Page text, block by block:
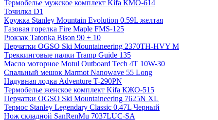
Термобелье мужское комплект Kifa КМО-614
Точилка D1
Кружка Stanley Mountain Evolution 0.59L желтая
Газовая горелка Fire Maple FMS-125
Рюкзак Tatonka Bison 90 + 10
Перчатки OGSO Ski Mountaineering 2370TH-HVY M
Tреккинговые палки Tramp Guide 135
Масло моторное Motul Outboard Tech 4T 10W-30
Спальный мешок Marmot Nanowave 55 Long
Надувная лодка Adventure T-290PN
Термобелье женское комплект Kifa КЖО-515
Перчатки OGSO Ski Mountaineering 7625N XL
Термос Stanley Legendary Classic 0.47L Черный
Нож складной SanRenMu 7037LUC-SA